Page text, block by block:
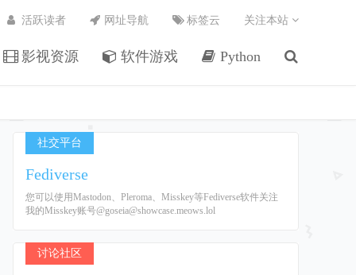
影视资源 软件游戏 Python
活跃读者 网址导航 标签云 关注本站
社交平台
Fediverse
您可以使用Mastodon、Pleroma、Misskey等Fediverse软件关注
我的Misskey账号@goseia@showcase.meows.lol
讨论社区